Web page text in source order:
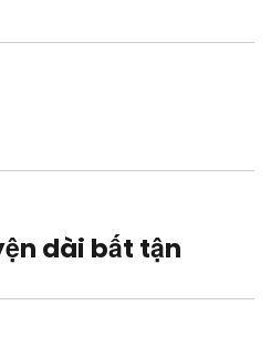
dài bất tận